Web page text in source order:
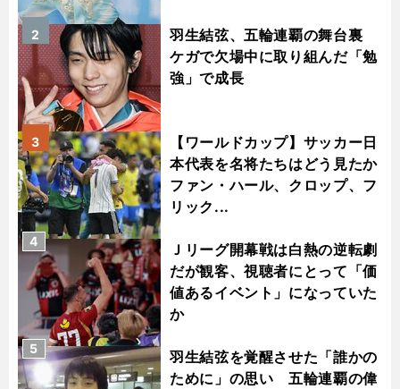
羽生結弦、五輪連覇の舞台裏
ケガで欠場中に取り組んだ「勉
強」で成長
2
【ワールドカップ】サッカー日
本代表を名将たちはどう見たか
ファン・ハール、クロップ、フ
リック...
3
Ｊリーグ開幕戦は白熱の逆転劇
だが観客、視聴者にとって「価
値あるイベント」になっていた
か
4
羽生結弦を覚醒させた「誰かの
ために」の思い 五輪連覇の偉
5